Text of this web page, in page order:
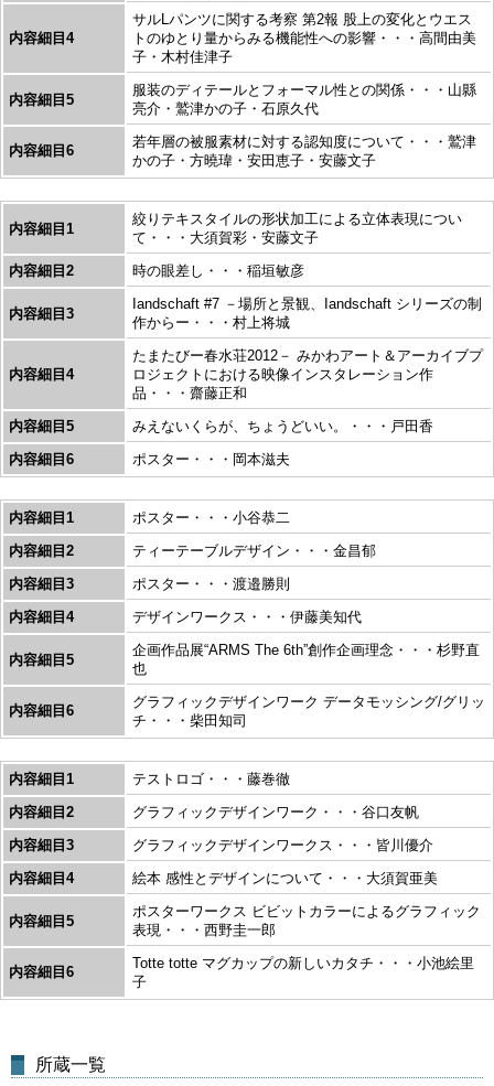
内容細目4
サルLパンツに関する考察 第2報 股上の変化とウエス
トのゆとり量からみる機能性への影響・・・高間由美
子・木村佳津子
内容細目5
服装のディテールとフォーマル性との関係・・・山縣
亮介・鷲津かの子・石原久代
内容細目6
若年層の被服素材に対する認知度について・・・鷲津
かの子・方曉瑋・安田恵子・安藤文子
内容細目1
絞りテキスタイルの形状加工による立体表現につい
て・・・大須賀彩・安藤文子
内容細目2
時の眼差し・・・稲垣敏彦
内容細目3
Iandschaft #7 －場所と景観、Iandschaft シリーズの制
作からー・・・村上将城
内容細目4
たまたびー春水荘2012－ みかわアート＆アーカイブプ
ロジェクトにおける映像インスタレーション作
品・・・齋藤正和
内容細目5
みえないくらが、ちょうどいい。・・・戸田香
内容細目6
ポスター・・・岡本滋夫
内容細目1
ポスター・・・小谷恭二
内容細目2
ティーテーブルデザイン・・・金昌郁
内容細目3
ポスター・・・渡邉勝則
内容細目4
デザインワークス・・・伊藤美知代
内容細目5
企画作品展“ARMS The 6th”創作企画理念・・・杉野直
也
内容細目6
グラフィックデザインワーク データモッシング/グリッ
チ・・・柴田知司
内容細目1
テストロゴ・・・藤巻徹
内容細目2
グラフィックデザインワーク・・・谷口友帆
内容細目3
グラフィックデザインワークス・・・皆川優介
内容細目4
絵本 感性とデザインについて・・・大須賀亜美
内容細目5
ポスターワークス ビビットカラーによるグラフィック
表現・・・西野圭一郎
内容細目6
Totte totte マグカップの新しいカタチ・・・小池絵里
子
所蔵一覧